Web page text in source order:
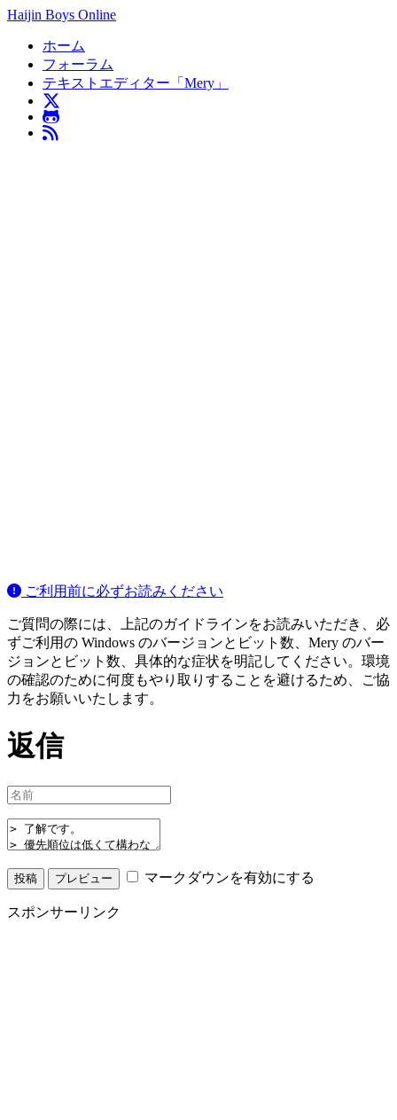
Haijin Boys Online
ホーム
フォーラム
テキストエディター「Mery」
ご利用前に必ずお読みください
ご質問の際には、上記のガイドラインをお読みいただき、必
ずご利用の Windows のバージョンとビット数、Mery のバー
ジョンとビット数、具体的な症状を明記してください。環境
の確認のために何度もやり取りすることを避けるため、ご協
力をお願いいたします。
返信
マークダウンを有効にする
スポンサーリンク